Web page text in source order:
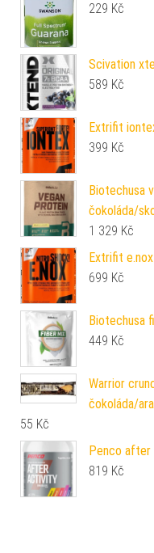
229 Kč
Scivation
589 Kč
Extrifit
399 Kč
Biotechusa
čokoláda/
1 329 Kč
Extrifit
699 Kč
Biotechusa
449 Kč
Warrior
čokoláda/
55 Kč
Penco
819 Kč